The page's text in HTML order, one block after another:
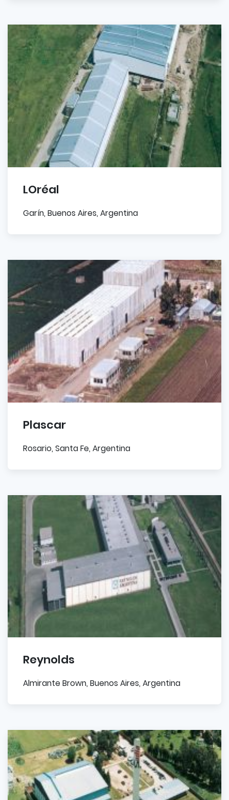
LOréal
Garín, Buenos Aires, Argentina
Plascar
Rosario, Santa Fe, Argentina
Reynolds
Almirante Brown, Buenos Aires, Argentina